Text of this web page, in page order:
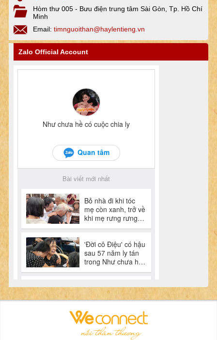
Hòm thư 005 - Bưu điện trung tâm Sài Gòn, Tp. Hồ Chí
Minh
Email: timnguoithan@haylentieng.vn
Zalo Official Account